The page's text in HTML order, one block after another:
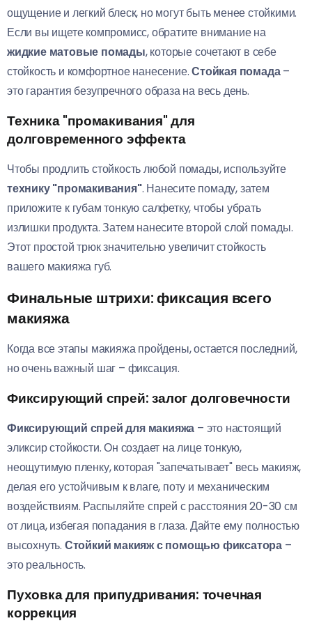
ощущение и легкий блеск, но могут быть менее стойкими.
Если вы ищете компромисс, обратите внимание на
жидкие матовые помады, которые сочетают в себе
стойкость и комфортное нанесение.Стойкая помада–
это гарантия безупречного образа на весь день.
Техника "промакивания" для
долговременного эффекта
Чтобы продлить стойкость любой помады, используйте
технику "промакивания". Нанесите помаду, затем
приложите к губам тонкую салфетку, чтобы убрать
излишки продукта. Затем нанесите второй слой помады.
Этот простой трюк значительно увеличит стойкость
вашего макияжа губ.
Финальные штрихи: фиксация всего
макияжа
Когда все этапы макияжа пройдены, остается последний,
но очень важный шаг – фиксация.
Фиксирующий спрей: залог долговечности
Фиксирующий спрей для макияжа – это настоящий
эликсир стойкости. Он создает на лице тонкую,
неощутимую пленку, которая "запечатывает" весь макияж,
делая его устойчивым к влаге, поту и механическим
воздействиям. Распыляйте спрей с расстояния 20-30 см
от лица, избегая попадания в глаза. Дайте ему полностью
высохнуть. Стойкий макияж с помощью фиксатора –
это реальность.
Пуховка для припудривания: точечная
коррекция